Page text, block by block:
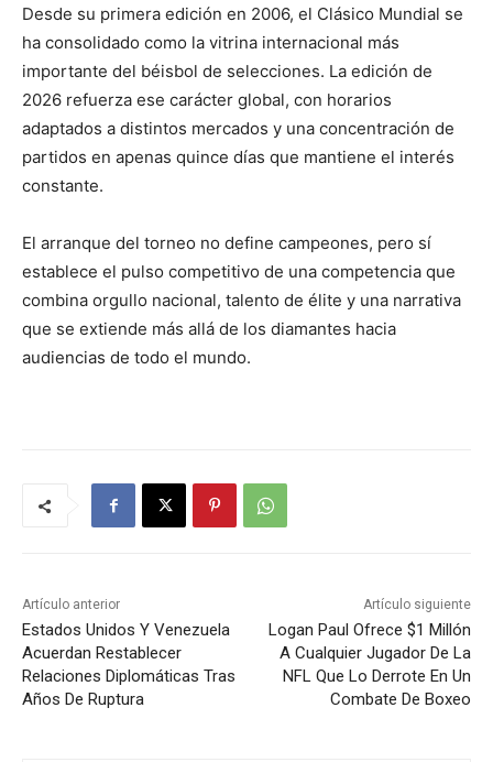
Desde su primera edición en 2006, el Clásico Mundial se
ha consolidado como la vitrina internacional más
importante del béisbol de selecciones. La edición de
2026 refuerza ese carácter global, con horarios
adaptados a distintos mercados y una concentración de
partidos en apenas quince días que mantiene el interés
constante.
El arranque del torneo no define campeones, pero sí
establece el pulso competitivo de una competencia que
combina orgullo nacional, talento de élite y una narrativa
que se extiende más allá de los diamantes hacia
audiencias de todo el mundo.
Artículo anterior
Estados Unidos Y Venezuela
Acuerdan Restablecer
Relaciones Diplomáticas Tras
Años De Ruptura
Artículo siguiente
Logan Paul Ofrece $1 Millón
A Cualquier Jugador De La
NFL Que Lo Derrote En Un
Combate De Boxeo